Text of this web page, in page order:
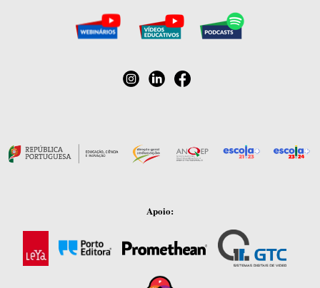
Apoio: